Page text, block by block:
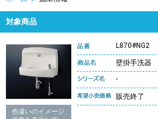
対象商品
色違いのイメージ
L870#NG2
壁掛手洗器
-
販売終了